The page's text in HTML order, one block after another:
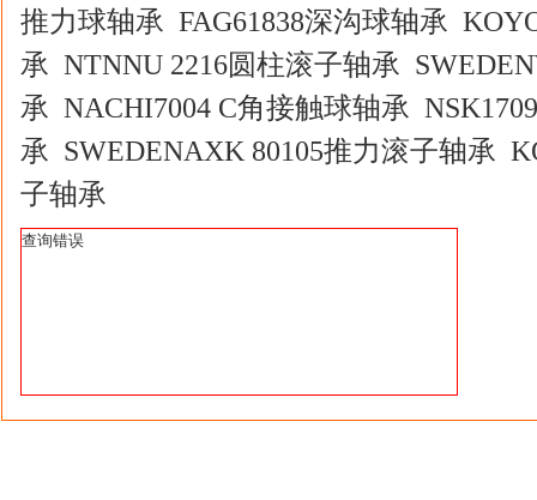
推力球轴承 FAG61838深沟球轴承
承 NTNNU 2216圆柱滚子轴承
承 NACHI7004 C角接触球轴承
承 SWEDENAXK 80105推力滚子轴承
子轴承
查询错误